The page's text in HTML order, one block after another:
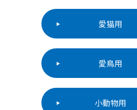
愛猫用
愛鳥用
小動物用